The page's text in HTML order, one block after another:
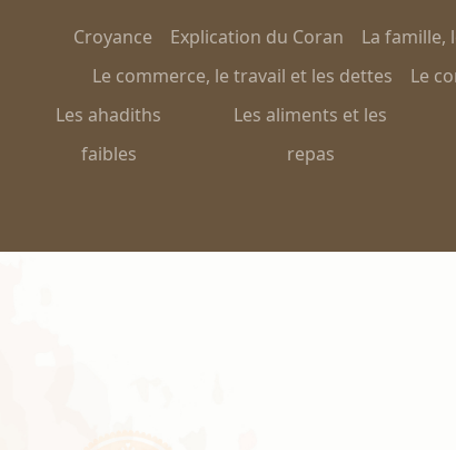
Croyance Explication du Coran La famille,
Le commerce, le travail et les dettes
Le
Les ahadiths
faibles
Les aliments et les
repas